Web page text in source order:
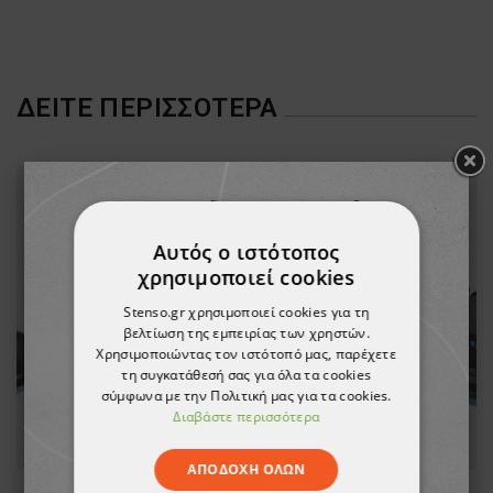
ΔΕΊΤΕ ΠΕΡΙΣΣΌΤΕΡΑ
Αυτός ο ιστότοπος
χρησιμοποιεί cookies
Stenso.gr χρησιμοποιεί cookies για τη
βελτίωση της εμπειρίας των χρηστών.
Χρησιμοποιώντας τον ιστότοπό μας, παρέχετε
τη συγκατάθεσή σας για όλα τα cookies
σύμφωνα με την Πολιτική μας για τα cookies.
Διαβάστε περισσότερα
ΑΠΟΔΟΧΉ ΌΛΩΝ